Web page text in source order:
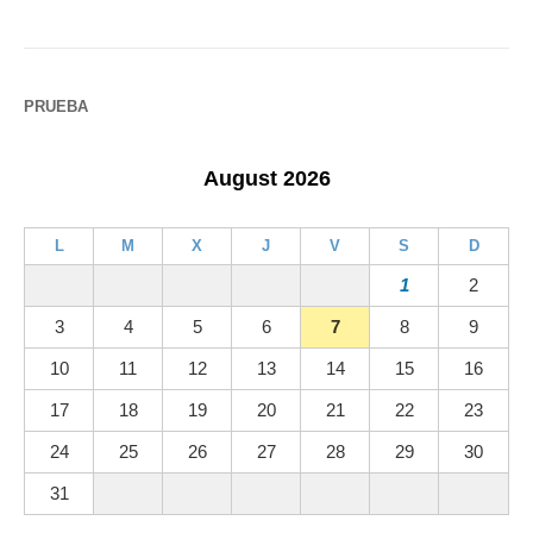
PRUEBA
August 2026
L M X J V S D
1 2
3 4 5 6 7 8 9
10 11 12 13 14 15 16
17 18 19 20 21 22 23
24 25 26 27 28 29 30
31